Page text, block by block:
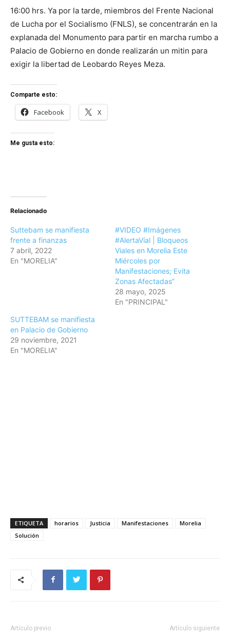
16:00 hrs. Ya por la tarde, miembros del Frente Nacional
de Lucha por el Socialismo (FNLS), se concentrarán en la
explanada del Monumento para partir en marcha rumbo a
Palacio de Gobierno en donde realizarán un mitin para
exigir la libertad de Leobardo Reyes Meza.
Comparte esto:
Facebook X
Me gusta esto:
Relacionado
Suttebam se manifiesta
frente a finanzas
7 abril, 2022
En "MORELIA"
#VIDEO #Imágenes
#AlertaVíal | Bloqueos
Viales en Morelia Este
Miércoles por
Manifestaciones; Evita
Zonas Afectadas”
28 mayo, 2025
En "PRINCIPAL"
SUTTEBAM se manifiesta
en Palacio de Gobierno
29 noviembre, 2021
En "MORELIA"
ETIQUETA horarios Justicia Manifestaciones
Morelia
Solución
Artículo previo Artículo siguiente